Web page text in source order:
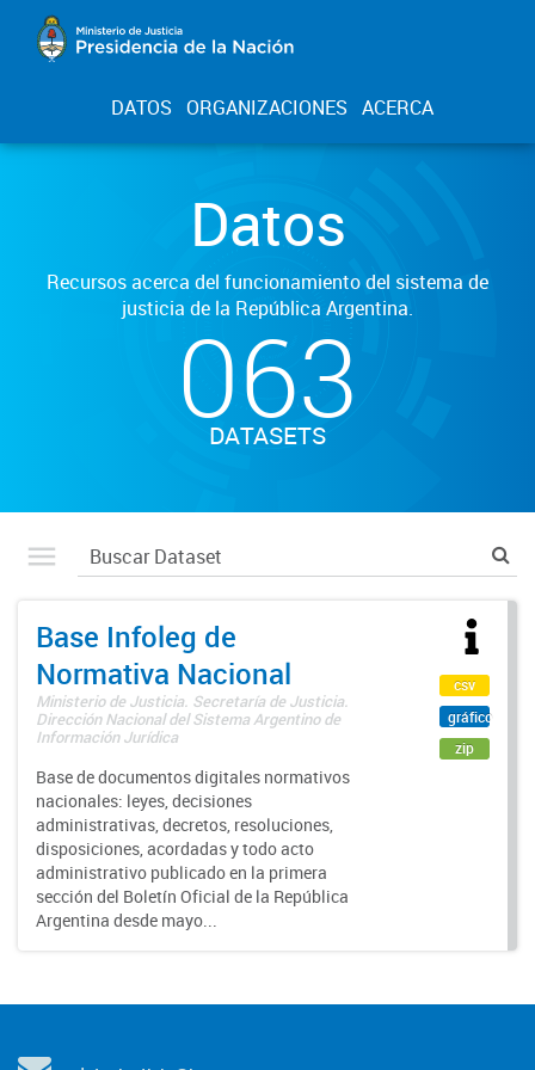
DATOS ORGANIZACIONES ACERCA
Datos
Recursos acerca del funcionamiento del sistema de
justicia de la República Argentina.
063
DATASETS
Base Infoleg de
Normativa Nacional
Ministerio de Justicia. Secretaría de Justicia.
Dirección Nacional del Sistema Argentino de
Información Jurídica
Base de documentos digitales normativos
nacionales: leyes, decisiones
administrativas, decretos, resoluciones,
disposiciones, acordadas y todo acto
administrativo publicado en la primera
sección del Boletín Oficial de la República
Argentina desde mayo...
csv
gráfico
zip